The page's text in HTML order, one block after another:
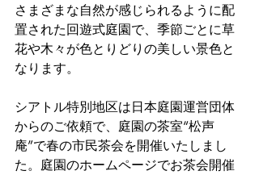
さまざまな自然が感じられるように配
置された回遊式庭園で、季節ごとに草
花や木々が色とりどりの美しい景色と
なります。
シアトル特別地区は日本庭園運営団体
からのご依頼で、庭園の茶室“松声
庵”で春の市民茶会を開催いたしまし
た。庭園のホームページでお茶会開催